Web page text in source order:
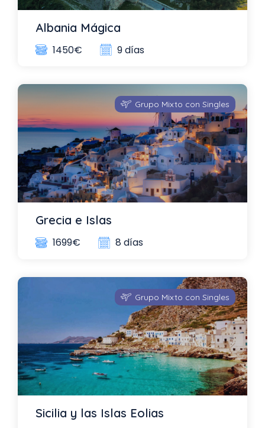
Albania Mágica
1450€ 9 días
Grupo Mixto con Singles
Grecia e Islas
1699€ 8 días
Grupo Mixto con Singles
Sicilia y las Islas Eolias